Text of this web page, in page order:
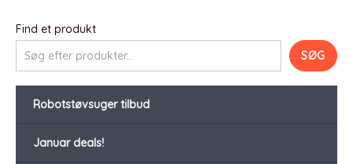
Find et produkt
SØG
Robotstøvsuger tilbud
Januar deals!